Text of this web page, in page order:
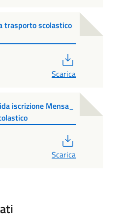
trasporto scolastico
Scarica
iscrizione Mensa_
Scarica